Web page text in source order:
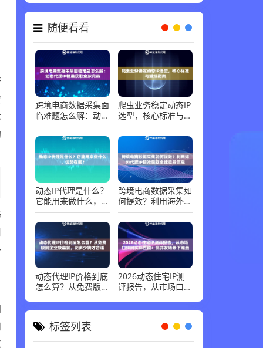
随便看看
跨境电商数据采集面
临难题怎么解：动态
竞品
爬虫业务稳定动态IP
选型，核心标准与避
动态IP代理是什么？
它能用来做什么，优
跨境电商数据采集如
何提效？利用海外代
品信息
动态代理IP价格到底
怎么算？从免费版到
企业级套餐，花多少
钱才合适
2026动态住宅IP测
评报告，从市场口碑
到实际性能：高并发
场景下谁最稳
标签列表